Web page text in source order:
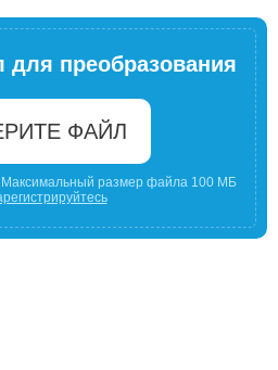
преобразования
ФАЙЛ
размер файла 100 МБ